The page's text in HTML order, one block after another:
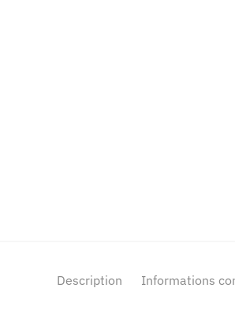
Description Informations